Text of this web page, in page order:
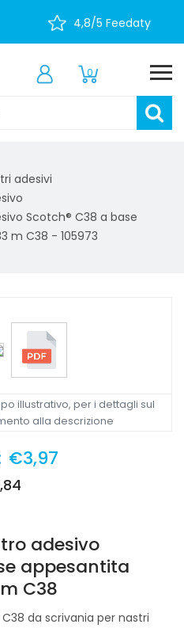
4,8/5 Feedaty
0
adesivi
Scotch® C38 a base
m C38 - 105973
illustrativo, per i dettagli sul
alla descrizione
€3,97
adesivo
appesantita
C38
da scrivania per nastri